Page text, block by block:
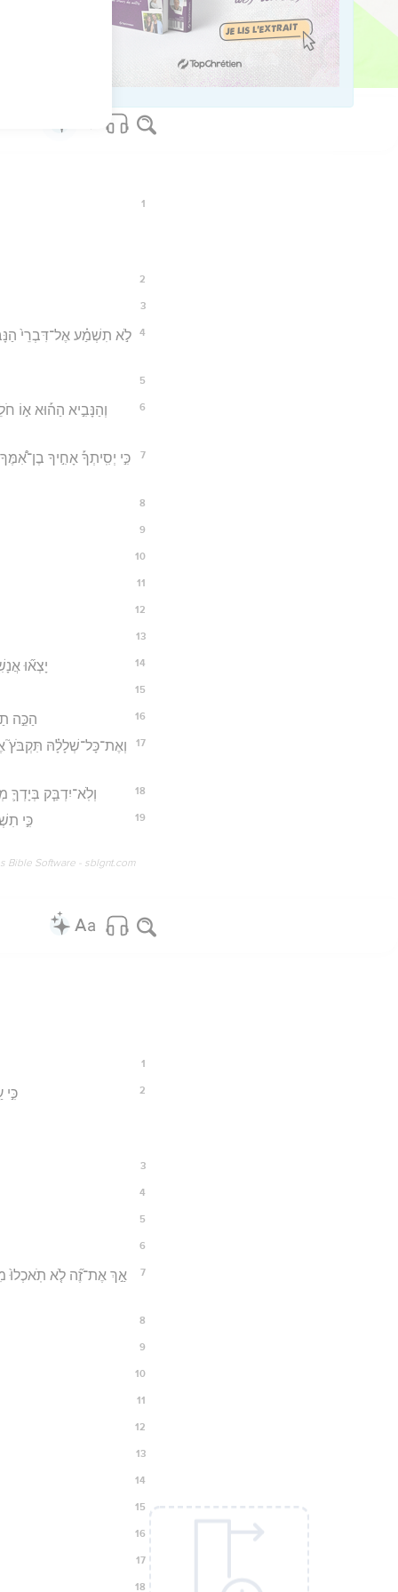
Software - sblgnt.com
1
2
3
4
לֹ֣א תִשְׁמַ֗ע אֶל־דִּבְרֵי֙
5
6
וְהַנָּבִ֣יא הַה֡וּא א֣וֹ
7
כִּ֣י יְסִֽיתְךָ֡ אָחִ֣יךָ
8
9
10
11
12
13
14 יָצְא֞וּ
15
16 הַכֵּ֣ה
17
וְאֶת־כָּל־שְׁלָלָ֗הּ תִּקְבֹּץ֮
18 וְלֹֽא־יִדְבַּ֧ק בְּיָדְךָ֛
19 כִּ֣י
Bible Software - sblgnt.com
1
2 כִּ֣י
3
4
5
6
7
אַ֣ךְ אֶת־זֶ֞ה לֹ֤א תֹֽאכְלוּ֙
8
9
10
11
12
13
14
15
16
17
18